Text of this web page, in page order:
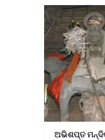
ଅଭିଶପ୍ତ